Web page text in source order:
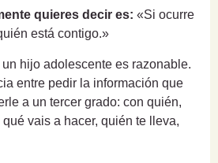
quieres decir es: «Si ocurre
está contigo.»
hijo adolescente es razonable.
entre pedir la información que
a un tercer grado: con quién,
vais a hacer, quién te lleva,